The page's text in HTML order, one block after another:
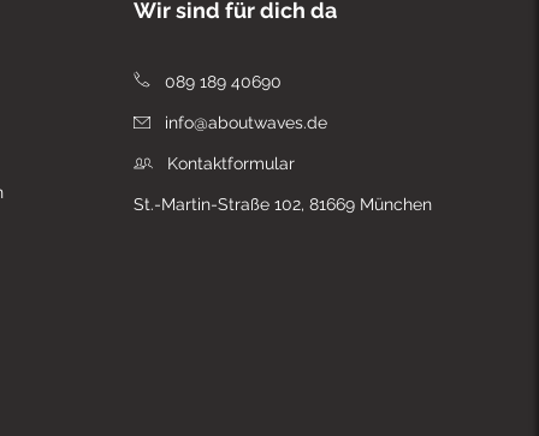
Wir sind für dich da
089 189 40690
info@aboutwaves.de
Kontaktformular
St.-Martin-Straße 102, 81669 München